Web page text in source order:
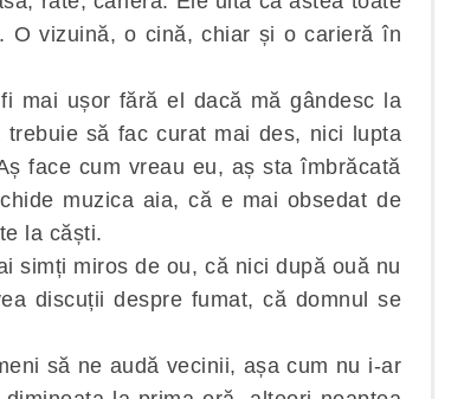
O vizuină, o cină, chiar și o carieră în
mai ușor fără el dacă mă gândesc la
să fac curat mai des, nici lupta
face cum vreau eu, aș sta îmbrăcată
muzica aia, că e mai obsedat de
la căști.
simți miros de ou, că nici după ouă nu
discuții despre fumat, că domnul se
să ne audă vecinii, așa cum nu i-ar